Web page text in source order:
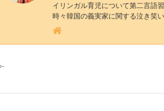
イリンガル育児について第二言語
時々韓国の義実家に関する泣き笑
-